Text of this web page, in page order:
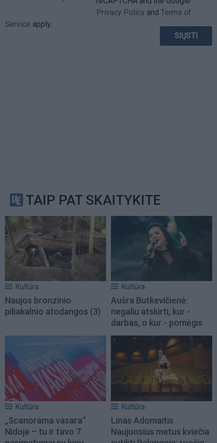
Privacy Policy and Terms of
Service apply.
TAIP PAT SKAITYKITE
Kultūra
Naujos bronzinio
piliakalnio atodangos (3)
Kultūra
Aušra Butkevičienė:
negaliu atskirti, kur -
darbas, o kur - pomėgis
Kultūra
„Scanorama vasara“
Nidoje – tu ir tavo 7
Kultūra
Linas Adomaitis
Naujuosius metus kviečia